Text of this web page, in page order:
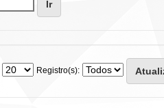
Registro(s):